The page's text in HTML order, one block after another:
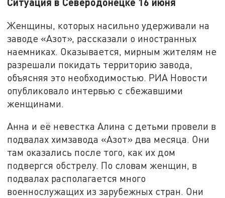
Женщины, которых насильно удерживали на
заводе «Азот», рассказали о иностранных
наемниках. Оказывается, мирным жителям не
разрешали покидать территорию завода,
объясняя это необходимостью. РИА Новости
опубликовало интервью с сбежавшими
женщинами.
Анна и её невестка Алина с детьми провели в
подвалах химзавода «Азот» два месяца. Они
там оказались после того, как их дом
подвергся обстрелу. По словам женщин, в
подвалах располагается много
военнослужащих из зарубежных стран. Они